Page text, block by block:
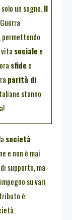
un sogno.Il
permettendo
sociale e
sfide e
parità di
stanno
società
e non è mai
supporto, ma
su vari
è